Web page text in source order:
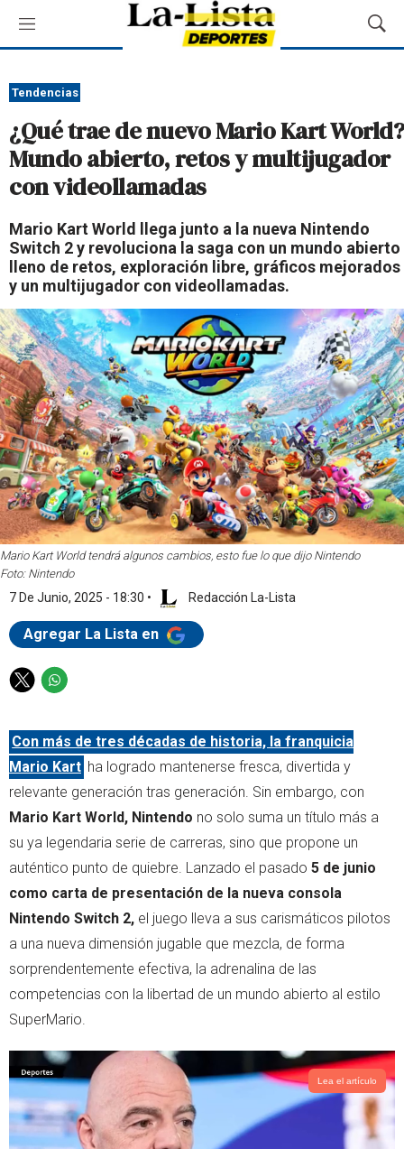
M
e
ú
M
o
a
r
B
u
e
d
Tendencias
¿Qué trae de nuevo Mario Kart World?
Mundo abierto, retos y multijugador
con videollamadas
Mario Kart World llega junto a la nueva Nintendo
Switch 2 y revoluciona la saga con un mundo abierto
lleno de retos, exploración libre, gráficos mejorados
y un multijugador con videollamadas.
Mario Kart World tendrá algunos cambios, esto fue lo que dijo Nintendo
Foto: Nintendo
7 De Junio, 2025 - 18:30 • Redacción La-Lista
Agregar La Lista en
T
i
t
t
e
r
W
a
t
s
a
p
p
Con más de tres décadas de historia, la franquicia
Mario Kart ha logrado mantenerse fresca, divertida y
relevante generación tras generación. Sin embargo, con
Mario Kart World, Nintendo no solo suma un título más a
su ya legendaria serie de carreras, sino que propone un
auténtico punto de quiebre. Lanzado el pasado 5 de junio
como carta de presentación de la nueva consola
Nintendo Switch 2, el juego lleva a sus carismáticos pilotos
a una nueva dimensión jugable que mezcla, de forma
sorprendentemente efectiva, la adrenalina de las
competencias con la libertad de un mundo abierto al estilo
SuperMario.
Lea el artículo